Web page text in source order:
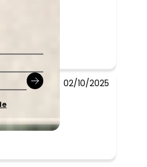
02/10/2025